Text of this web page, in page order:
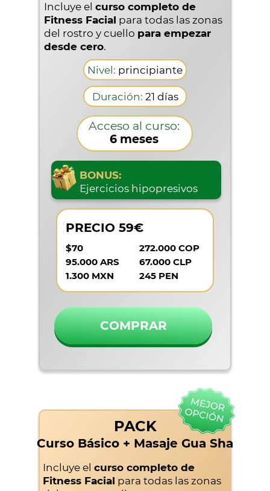
COMPRAR
PRECIO 59€
$70
95.000 ARS
1.300 MXN
272.000 COP
67.000 CLP
245 PEN
Ejercicios hipopresivos
BONUS:
Acceso al curso:
6 meses
Duración: 21 días
Nivel: principiante
Incluye el curso completo de
Fitness Facial para todas las zonas
Incluye el curso completo de
Fitness Facial para todas las zonas
del rostro y cuello para empezar
desde cero.
PACK
Curso Básico + Masaje Gua Sha